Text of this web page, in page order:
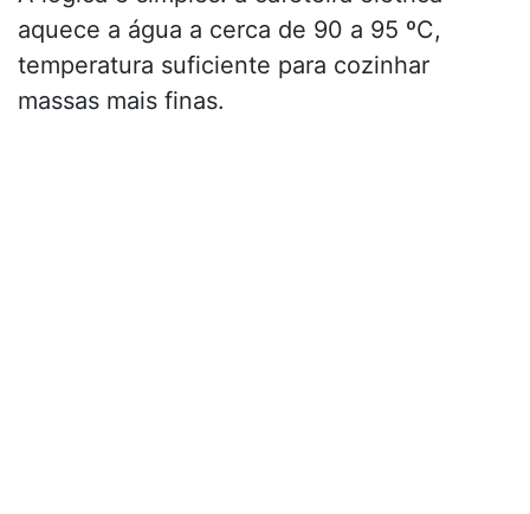
aquece a água a cerca de 90 a 95 ºC,
temperatura suficiente para cozinhar
massas mais finas.